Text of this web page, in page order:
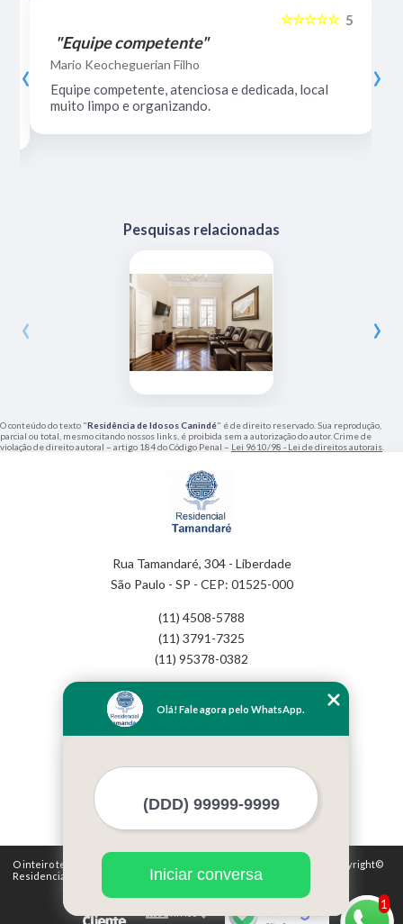
5
☆☆☆☆☆
"Equipe competente"
Mario Keocheguerian Filho
Equipe competente, atenciosa e dedicada, local
muito limpo e organizando.
‹ ›
Pesquisas relacionadas
‹ ›
O conteúdo do texto "Residência de Idosos Canindé" é de direito reservado. Sua reprodução,
parcial ou total, mesmo citando nossos links, é proibida sem a autorização do autor. Crime de
violação de direito autoral – artigo 184 do Código Penal – Lei 9610/98 - Lei de direitos autorais
Rua Tamandaré, 304 - Liberdade
São Paulo - SP - CEP: 01525-000
(11) 4508-5788
(11) 3791-7325
(11) 95378-0382
Empresa
Missão
Mapa do site
Mais Serviços
O inteiro teor deste site está sujeito à proteção de direitos autorais. Copyright©
Residencial Tamandaré (Lei 9610 de 19/02/1998)
1
Olá! Fale agora pelo WhatsApp.
Iniciar conversa